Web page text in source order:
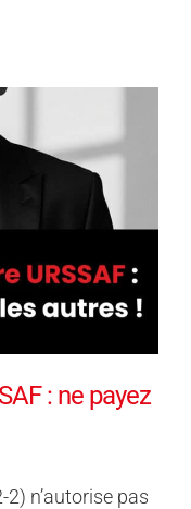
: ne payez
n’autorise pas